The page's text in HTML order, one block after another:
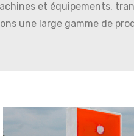
et équipements,
une large gamme de